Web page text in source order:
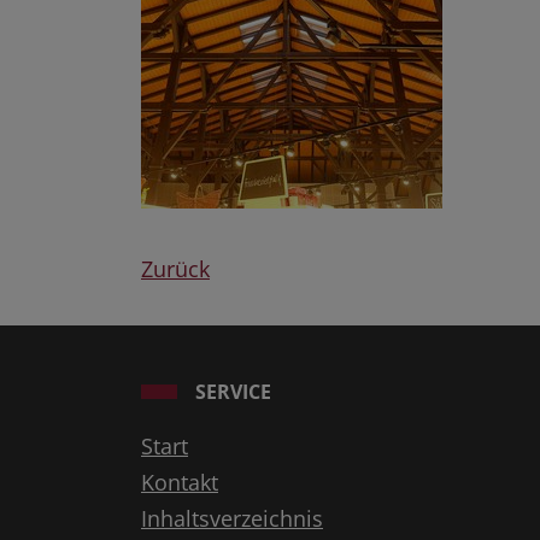
Zurück
SERVICE
Start
Kontakt
Inhaltsverzeichnis